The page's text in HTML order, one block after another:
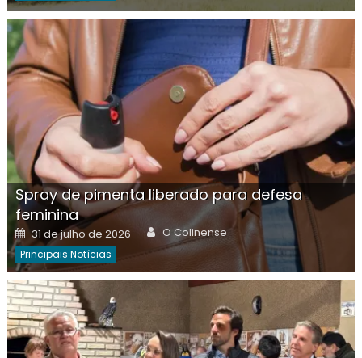
Spray de pimenta liberado para defesa
feminina
Posted
on
31 de julho de 2026 Author
O Colinense
Principais Notícias